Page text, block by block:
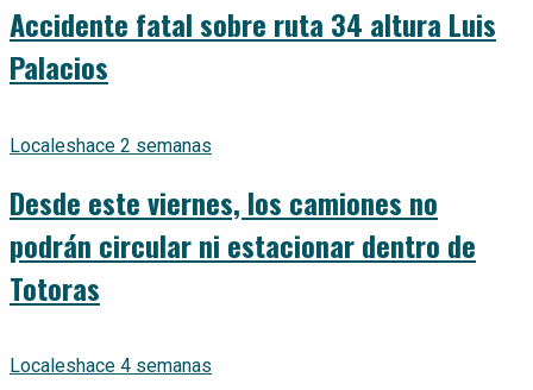
Accidente fatal sobre ruta 34 altura Luis
Palacios
Localeshace 2 semanas
Desde este viernes, los camiones no
podrán circular ni estacionar dentro de
Totoras
Localeshace 4 semanas